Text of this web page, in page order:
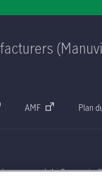
AMF Plan
commerce de La Compagnie